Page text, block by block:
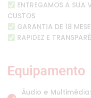
ENTREGAMOS A SUA
CUSTOS
GARANTIA DE 18
RAPIDEZ E
Equipamento
Áudio e